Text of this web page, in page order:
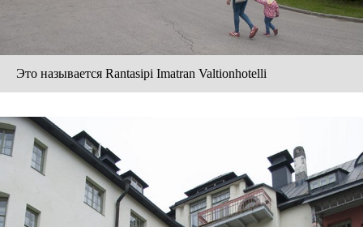
Это называется Rantasipi Imatran Valtionhotelli